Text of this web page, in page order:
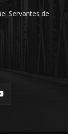
Servantes de